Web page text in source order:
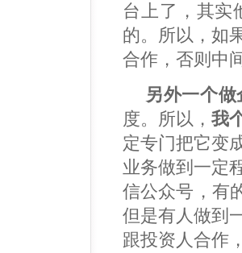
台上了，其实
的。所以，如
合作，否则中
另外一个
度。所以，我
定专门把它变
业务做到一定
信公众号，有
但是有人做到
跟投资人合作